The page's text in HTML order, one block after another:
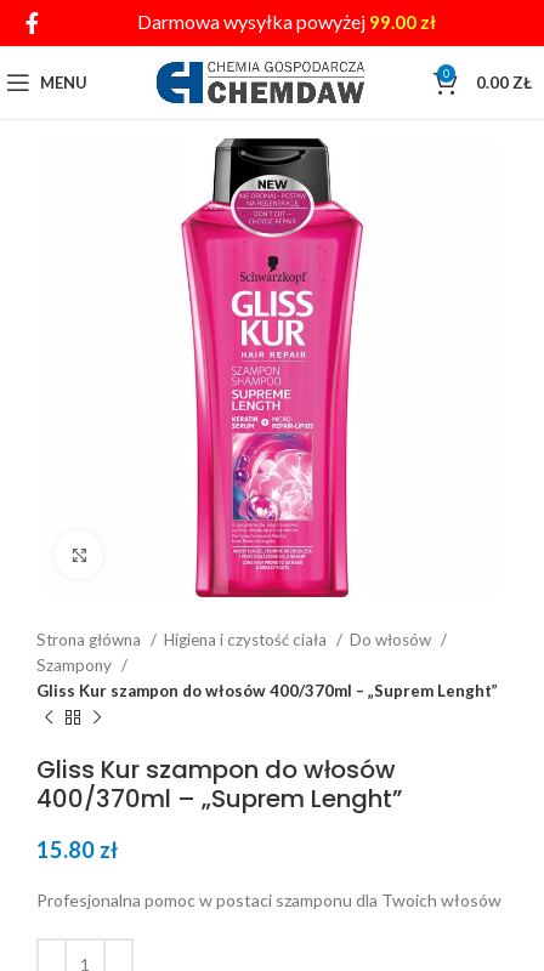
Darmowa wysyłka powyżej 99.00 zł
MENU 0 0.00 ZŁ
Click to enlarge
Strona główna Higiena i czystość ciała
Do włosów
Szampony
Gliss Kur szampon do włosów 400/370ml – „Suprem Lenght”
Gliss Kur szampon do włosów
400/370ml – „Suprem Lenght”
15.80 zł
Profesjonalna pomoc w postaci szamponu dla Twoich włosów